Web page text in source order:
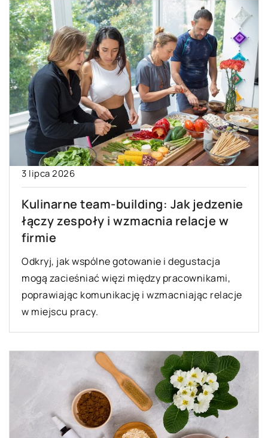
3 lipca 2026
Kulinarne team-building: Jak jedzenie
łączy zespoły i wzmacnia relacje w
firmie
Odkryj, jak wspólne gotowanie i degustacja
mogą zacieśniać więzi między pracownikami,
poprawiając komunikację i wzmacniając relacje
w miejscu pracy.